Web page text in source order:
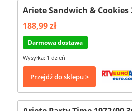
Ariete Sandwich &
188,99 zł
Darmowa dostawa
Wysyłka: 1 dzień
Przejdź do sklepu >